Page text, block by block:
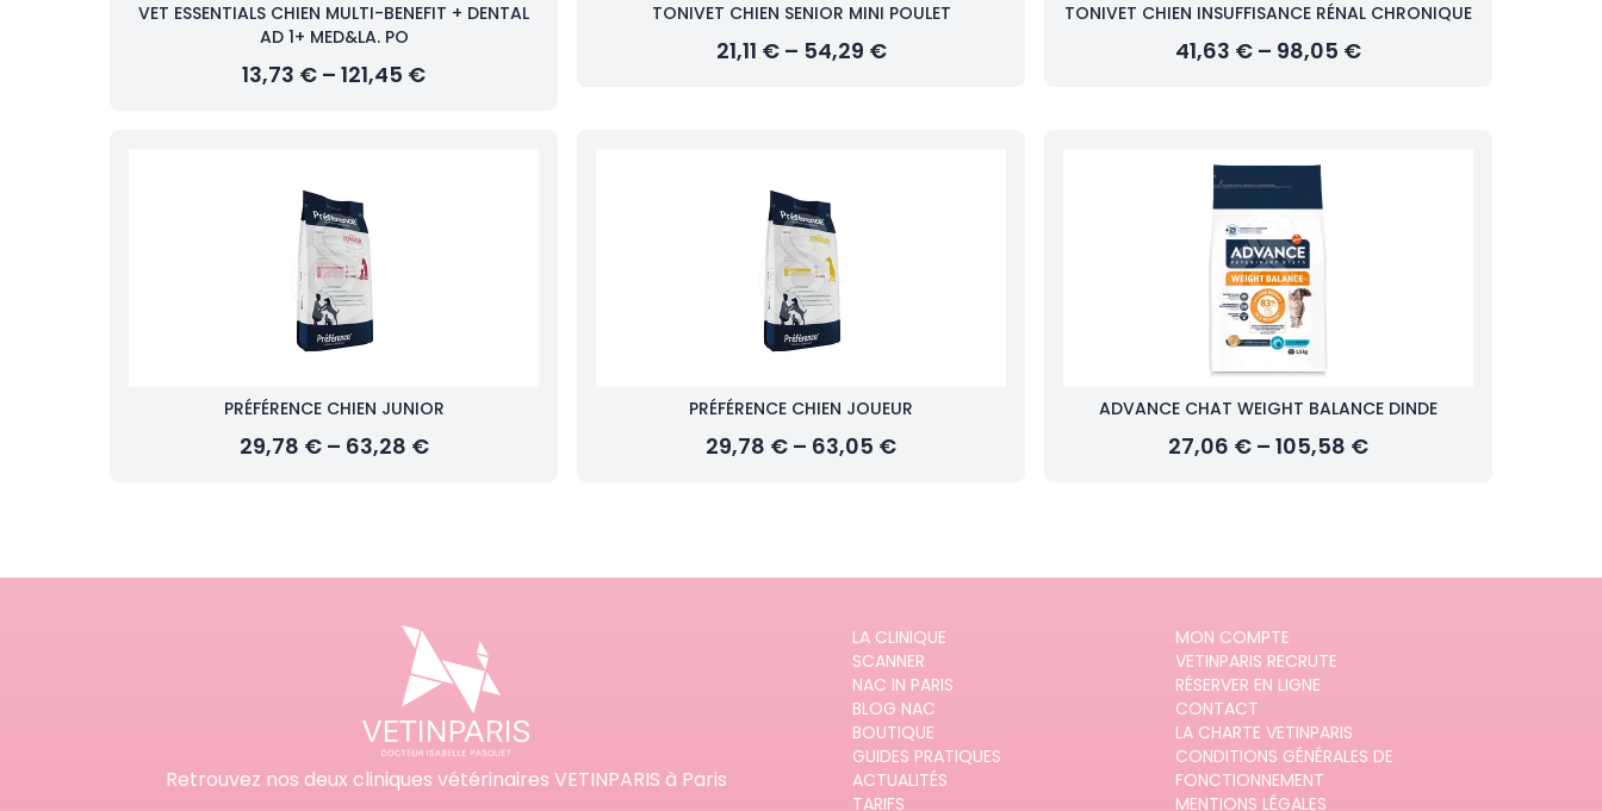
VET ESSENTIALS CHIEN MULTI-BENEFIT + DENTAL
AD 1+ MED&LA. PO
13,73 € – 121,45 €
TONIVET CHIEN SENIOR MINI POULET
21,11 € – 54,29 €
TONIVET CHIEN INSUFFISANCE RÉNAL CHRONIQUE
41,63 € – 98,05 €
PRÉFÉRENCE CHIEN JUNIOR
29,78 € – 63,28 €
PRÉFÉRENCE CHIEN JOUEUR
29,78 € – 63,05 €
ADVANCE CHAT WEIGHT BALANCE DINDE
27,06 € – 105,58 €
Retrouvez nos deux cliniques vétérinaires VETINPARIS à Paris
LA CLINIQUE
SCANNER
NAC IN PARIS
BLOG NAC
BOUTIQUE
GUIDES PRATIQUES
ACTUALITÉS
TARIFS
MON COMPTE
VETINPARIS RECRUTE
RÉSERVER EN LIGNE
CONTACT
LA CHARTE VETINPARIS
CONDITIONS GÉNÉRALES DE
FONCTIONNEMENT
MENTIONS LÉGALES